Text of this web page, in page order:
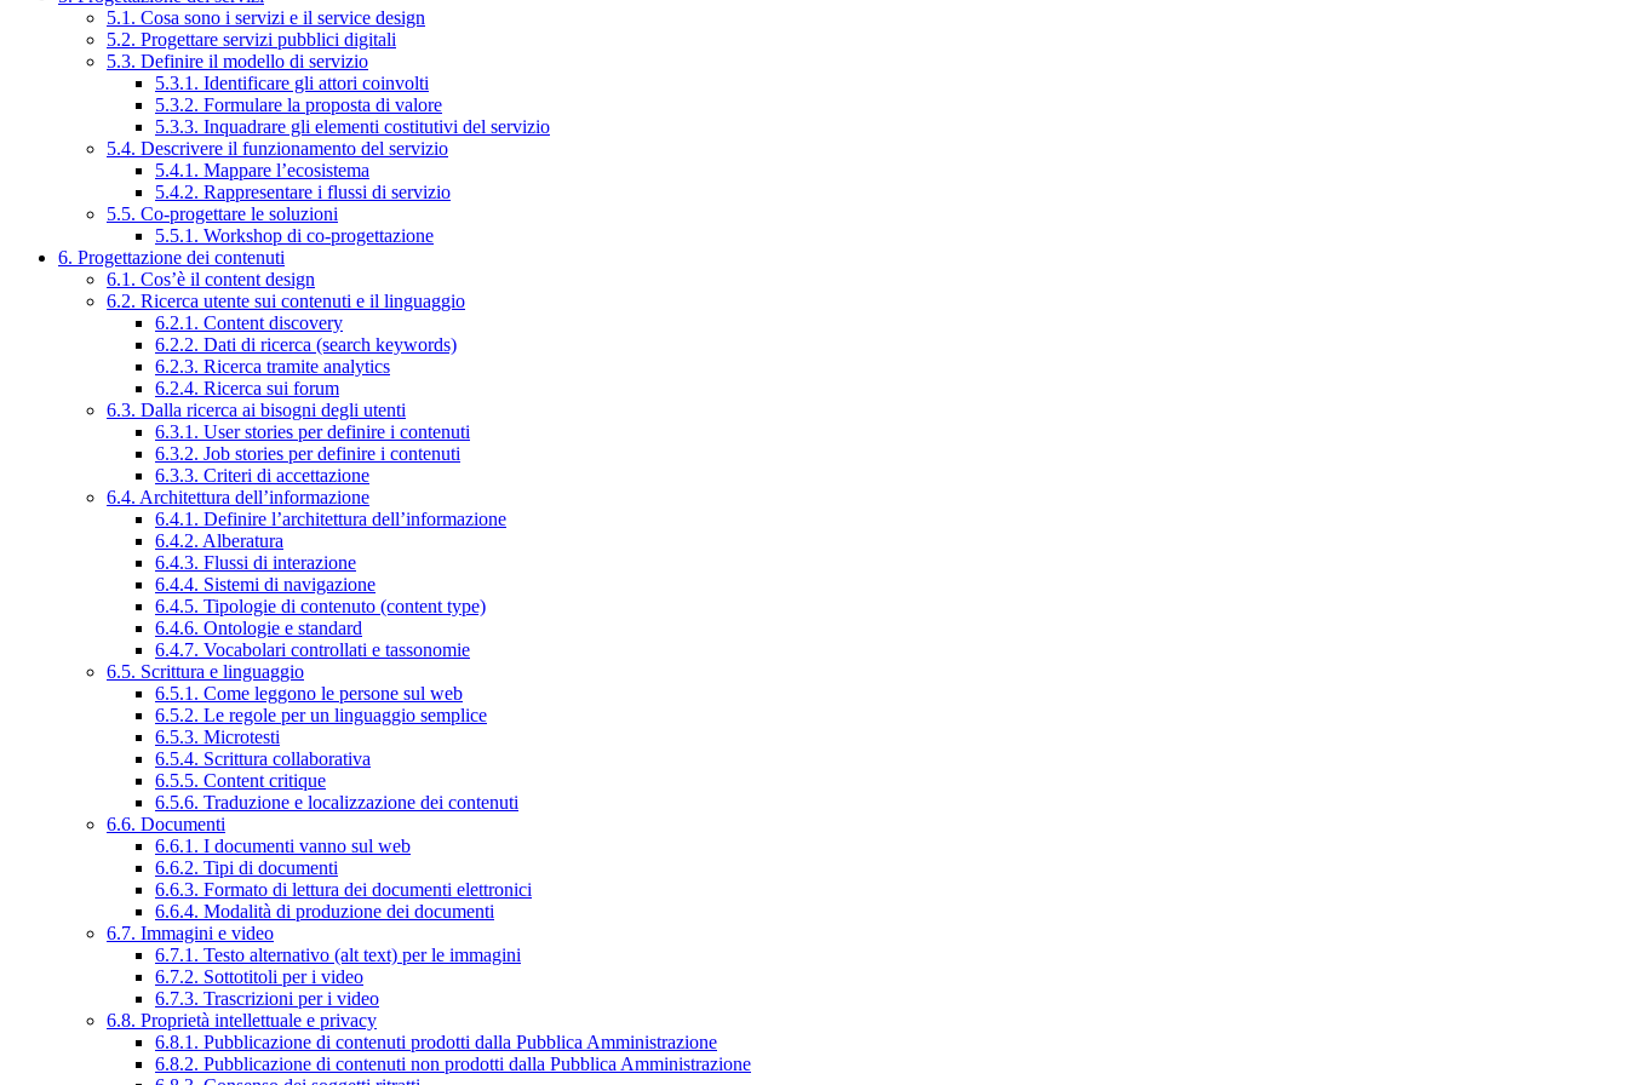
5.1. Cosa sono i servizi e il service design
5.2. Progettare servizi pubblici digitali
5.3. Definire il modello di servizio
5.3.1. Identificare gli attori coinvolti
5.3.2. Formulare la proposta di valore
5.3.3. Inquadrare gli elementi costitutivi del servizio
5.4. Descrivere il funzionamento del servizio
5.4.1. Mappare l’ecosistema
5.4.2. Rappresentare i flussi di servizio
5.5. Co-progettare le soluzioni
5.5.1. Workshop di co-progettazione
6. Progettazione dei contenuti
6.1. Cos’è il content design
6.2. Ricerca utente sui contenuti e il linguaggio
6.2.1. Content discovery
6.2.2. Dati di ricerca (search keywords)
6.2.3. Ricerca tramite analytics
6.2.4. Ricerca sui forum
6.3. Dalla ricerca ai bisogni degli utenti
6.3.1. User stories per definire i contenuti
6.3.2. Job stories per definire i contenuti
6.3.3. Criteri di accettazione
6.4. Architettura dell’informazione
6.4.1. Definire l’architettura dell’informazione
6.4.2. Alberatura
6.4.3. Flussi di interazione
6.4.4. Sistemi di navigazione
6.4.5. Tipologie di contenuto (content type)
6.4.6. Ontologie e standard
6.4.7. Vocabolari controllati e tassonomie
6.5. Scrittura e linguaggio
6.5.1. Come leggono le persone sul web
6.5.2. Le regole per un linguaggio semplice
6.5.3. Microtesti
6.5.4. Scrittura collaborativa
6.5.5. Content critique
6.5.6. Traduzione e localizzazione dei contenuti
6.6. Documenti
6.6.1. I documenti vanno sul web
6.6.2. Tipi di documenti
6.6.3. Formato di lettura dei documenti elettronici
6.6.4. Modalità di produzione dei documenti
6.7. Immagini e video
6.7.1. Testo alternativo (alt text) per le immagini
6.7.2. Sottotitoli per i video
6.7.3. Trascrizioni per i video
6.8. Proprietà intellettuale e privacy
6.8.1. Pubblicazione di contenuti prodotti dalla Pubblica Amministrazione
6.8.2. Pubblicazione di contenuti non prodotti dalla Pubblica Amministrazione